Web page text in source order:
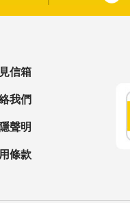
信箱
我們
聲明
條款